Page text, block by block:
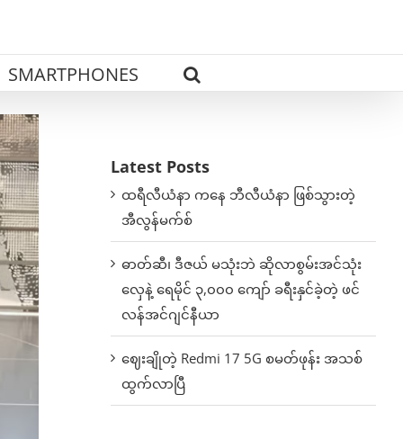
SMARTPHONES
Latest Posts
ထရီလီယံနာ ကနေ ဘီလီယံနာ ဖြစ်သွားတဲ့
အီလွန်မက်စ်
ဓာတ်ဆီ၊ ဒီဇယ် မသုံးဘဲ ဆိုလာစွမ်းအင်သုံး
လှေနဲ့ ရေမိုင် ၃,၀၀၀ ကျော် ခရီးနှင်ခဲ့တဲ့ ဖင်
လန်အင်ဂျင်နီယာ
ဈေးချိုတဲ့ Redmi 17 5G စမတ်ဖုန်း အသစ်
ထွက်လာပြီ